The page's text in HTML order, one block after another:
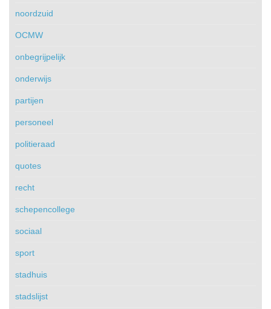
noordzuid
OCMW
onbegrijpelijk
onderwijs
partijen
personeel
politieraad
quotes
recht
schepencollege
sociaal
sport
stadhuis
stadslijst